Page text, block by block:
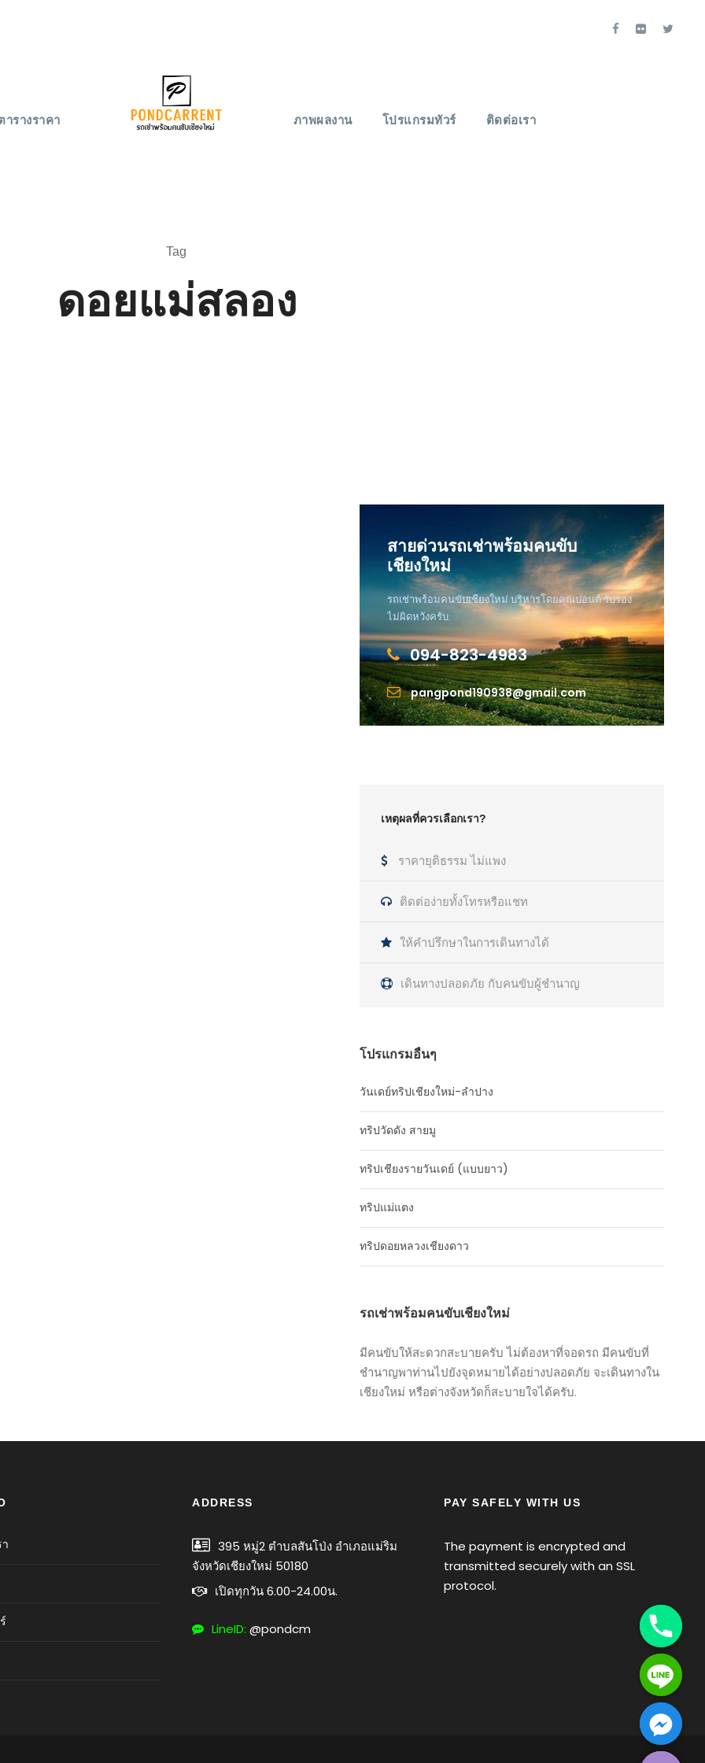
ารางราคา ภาพผลงาน โปรแกรมทัวร์ ติดต่อเรา
Tag
ดอยแม่สลอง
สายด่วนรถเช่าพร้อมคนขับ
เชียงใหม่
รถเช่าพร้อมคนขับเชียงใหม่ บริหารโดยคุณปอนด์ รับรอง
ไม่ผิดหวังครับ.
094-823-4983
pangpond190938@gmail.com
เหตุผลที่ควรเลือกเรา?
ราคายุติธรรม ไม่แพง
ติดต่อง่ายทั้งโทรหรือแชท
ให้คำปรึกษาในการเดินทางได้
เดินทางปลอดภัย กับคนขับผู้ชำนาญ
โปรแกรมอื่นๆ
วันเดย์ทริปเชียงใหม่-ลำปาง
ทริปวัดดัง สายมู
ทริปเชียงรายวันเดย์ (แบบยาว)
ทริปแม่แตง
ทริปดอยหลวงเชียงดาว
รถเช่าพร้อมคนขับเชียงใหม่
มีคนขับให้สะดวกสะบายครับ ไม่ต้องหาที่จอดรถ มีคนขับที่
ชำนาญพาท่านไปยังจุดหมายได้อย่างปลอดภัย จะเดินทางใน
เชียงใหม่ หรือต่างจังหวัดก็สะบายใจได้ครับ.
ADDRESS
395 หมู่2 ตำบลสันโป่ง อำเภอแม่ริม
จังหวัดเชียงใหม่ 50180
เปิดทุกวัน 6.00-24.00น.
LineID: @pondcm
PAY SAFELY WITH US
The payment is encrypted and
transmitted securely with an SSL
protocol.
H
I
D
E
C
H
A
T
Y